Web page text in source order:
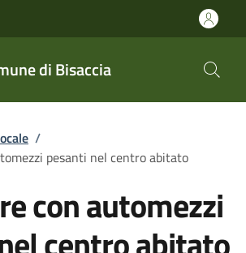
di Bisaccia
/
pesanti nel centro abitato
con automezzi